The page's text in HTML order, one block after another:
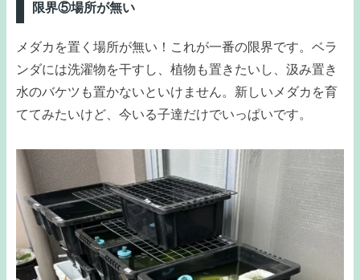
限界⑤場所が無い
メダカを置く場所が無い！これが一番の限界です。ベラ
ンダには洗濯物を干すし、植物も置きたいし、汲み置き
水のバケツも置かないといけません。新しいメダカを育
ててみたいけど、今いる子達だけでいっぱいです。